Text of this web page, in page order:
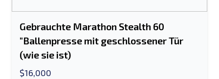
Gebrauchte Marathon Stealth 60
"Ballenpresse mit geschlossener Tür
(wie sie ist)
$16,000